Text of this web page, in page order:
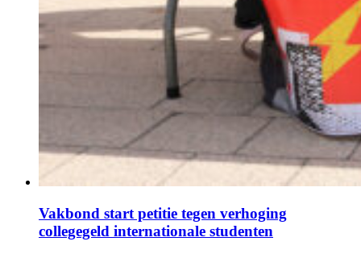
Vakbond start petitie tegen verhoging
collegegeld internationale studenten